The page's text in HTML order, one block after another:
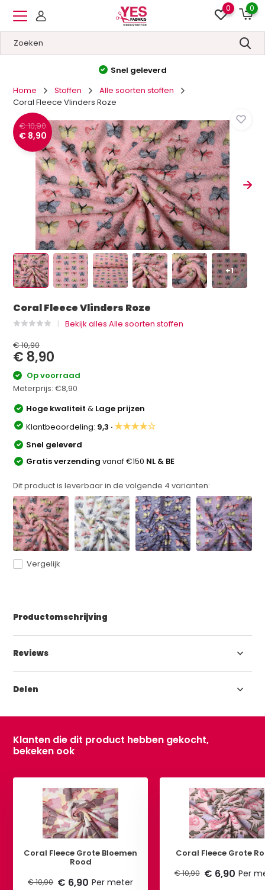
0 0
Hoge kwaliteit&Lage prijzen
Home
Stoffen
Alle soorten stoffen
Coral Fleece Vlinders Roze
€ 10,90
€ 8,90
+1
Coral Fleece Vlinders Roze
Bekijk alles Alle soorten stoffen
€ 10,90
€ 8,90
Op voorraad
Meterprijs:€8,90
Hoge kwaliteit& Lage prijzen
Klantbeoordeling: 9,3 ·★★★★☆
Snel geleverd
Gratis verzendingvanaf €150 NL & BE
Dit product is leverbaar in de volgende 4 varianten:
Vergelijk
Productomschrijving
Reviews
Delen
Klanten die dit product hebben gekocht,
bekeken ook
Coral Fleece Grote Bloemen
Rood
€ 10,90 € 6,90 Per meter
Coral Fleece Grote
€ 10,90 € 6,90 Per